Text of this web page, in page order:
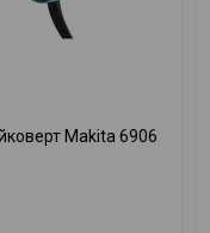
Makita 6906